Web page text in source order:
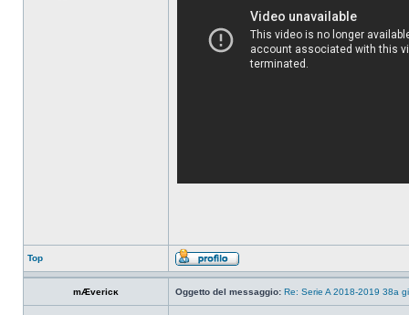
Top
mÆvericĸ Oggetto del messaggio: Re: Serie A 2018-2019 38a